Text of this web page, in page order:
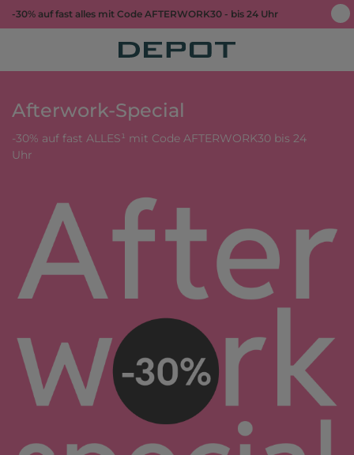
-30% auf fast alles mit Code AFTERWORK30 - bis 24 Uhr
Afterwork-Special
-30% auf fast ALLES¹ mit Code AFTERWORK30 bis 24
Uhr